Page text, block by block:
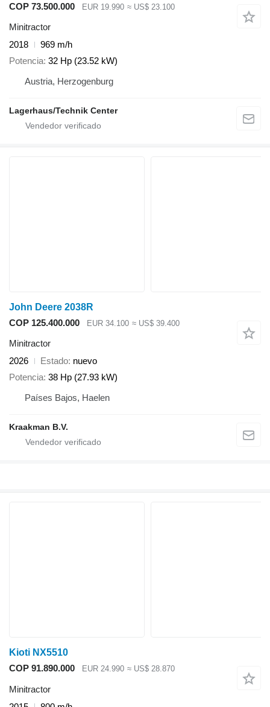
COP 73.500.000
EUR 19.990 ≈ US$ 23.100
Minitractor
2018
969 m/h
Potencia 32 Hp (23.52 kW)
Austria, Herzogenburg
Lagerhaus/Technik Center
John Deere 2038R
COP 125.400.000
EUR 34.100 ≈ US$ 39.400
Minitractor
2026
Estado nuevo
Potencia 38 Hp (27.93 kW)
Países Bajos, Haelen
Kraakman B.V.
Kioti NX5510
COP 91.890.000
EUR 24.990 ≈ US$ 28.870
Minitractor